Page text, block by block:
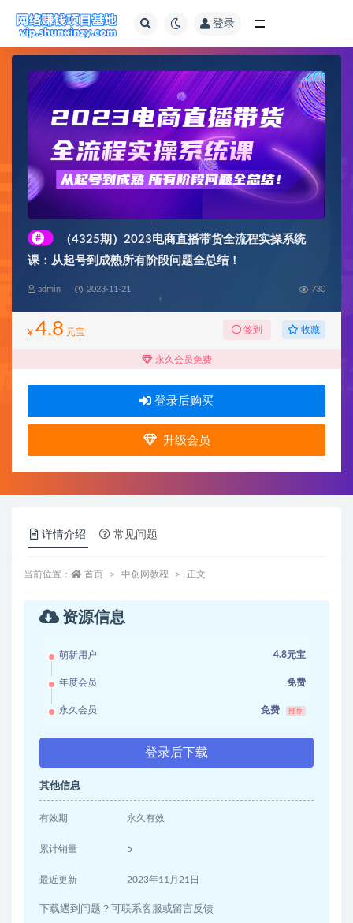
登录
#
（4325期）2023电商直播带货全流程实操系统
课：从起号到成熟所有阶段问题全总结！
admin 2023-11-21 730
¥ 4.8 元宝 签到 收藏
永久会员免费
登录后购买
升级会员
详情介绍 常见问题
当前位置： 首页 中创网教程 正文
资源信息
萌新用户 4.8元宝
年度会员 免费
永久会员 免费 推荐
登录后下载
其他信息
有效期 永久有效
累计销量 5
最近更新 2023年11月21日
下载遇到问题？可联系客服或留言反馈